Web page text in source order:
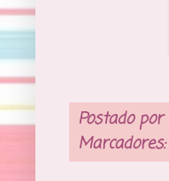
Postado por
Marcadores: